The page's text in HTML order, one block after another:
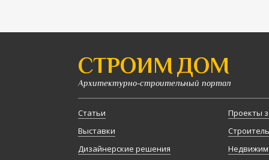
СТРОИМ ДОМ
Архитектурно-строительный портал
Статьи
Выставки
Дизайнерские решения
Проекты